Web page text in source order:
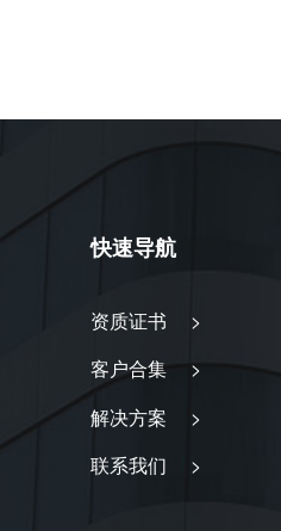
快速导航
资质证书 >
客户合集 >
解决方案 >
联系我们 >